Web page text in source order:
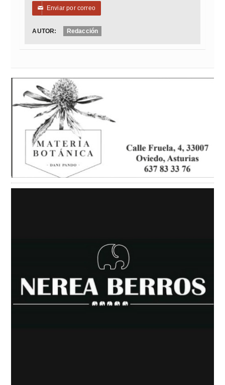
✉ Enviar por correo
AUTOR: Redacción